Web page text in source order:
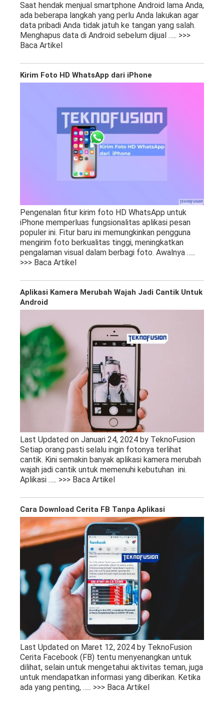
Saat hendak menjual smartphone Android lama Anda,
ada beberapa langkah yang perlu Anda lakukan agar
data pribadi Anda tidak jatuh ke tangan yang salah.
Menghapus data di Android sebelum dijual ….. >>>
Baca Artikel
Kirim Foto HD WhatsApp dari iPhone
Pengenalan fitur kirim foto HD WhatsApp untuk
iPhone memperluas fungsionalitas aplikasi pesan
populer ini. Fitur baru ini memungkinkan pengguna
mengirim foto berkualitas tinggi, meningkatkan
pengalaman visual dalam berbagi foto. Awalnya …..
>>> Baca Artikel
Aplikasi Kamera Merubah Wajah Jadi Cantik Untuk
Android
Last Updated on Januari 24, 2024 by TeknoFusion
Setiap orang pasti selalu ingin fotonya terlihat
cantik. Kini semakin banyak aplikasi kamera merubah
wajah jadi cantik untuk memenuhi kebutuhan ini.
Aplikasi ….. >>> Baca Artikel
Cara Download Cerita FB Tanpa Aplikasi
Last Updated on Maret 12, 2024 by TeknoFusion
Cerita Facebook (FB) tentu menyenangkan untuk
dilihat, selain untuk mengetahui aktivitas teman, juga
untuk mendapatkan informasi yang diberikan. Ketika
ada yang penting, ….. >>> Baca Artikel